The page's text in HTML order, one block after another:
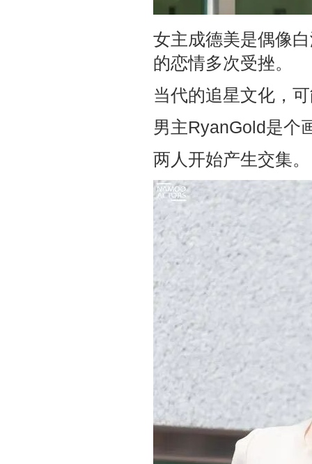
女主成德美是偶像
的恋情多次受挫。
当代的追星文化，
男主RyanGold是个
两人开始产生交集。